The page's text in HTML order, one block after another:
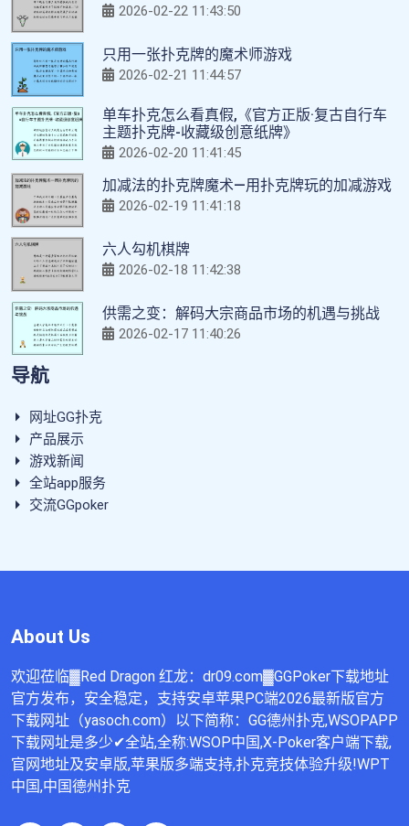
2026-02-22 11:43:50
只用一张扑克牌的魔术师游戏
2026-02-21 11:44:57
单车扑克怎么看真假,《官方正版·复古自行车
主题扑克牌-收藏级创意纸牌》
2026-02-20 11:41:45
加减法的扑克牌魔术—用扑克牌玩的加减游戏
2026-02-19 11:41:18
六人勾机棋牌
2026-02-18 11:42:38
供需之变：解码大宗商品市场的机遇与挑战
2026-02-17 11:40:26
导航
网址GG扑克
产品展示
游戏新闻
全站app服务
交流GGpoker
About Us
欢迎莅临▓Red Dragon 红龙：dr09.com▓GGPoker下载地址
官方发布，安全稳定，支持安卓苹果PC端2026最新版官方
下载网址（yasoch.com）以下简称：GG德州扑克,WSOPAPP
下载网址是多少✔全站,全称:WSOP中国,X-Poker客户端下载,
官网地址及安卓版,苹果版多端支持,扑克竞技体验升级!WPT
中国,中国德州扑克